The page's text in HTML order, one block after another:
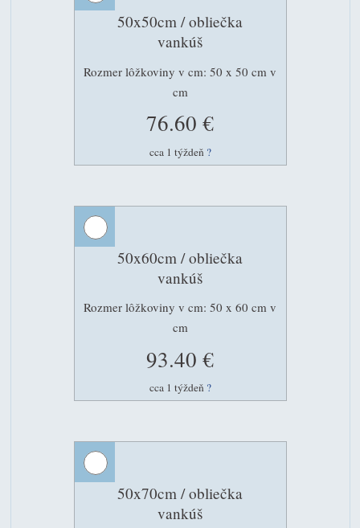
50x50cm / obliečka
vankúš
Rozmer lôžkoviny v cm: 50 x 50 cm v
cm
76.60 €
cca 1 týždeň ?
50x60cm / obliečka
vankúš
Rozmer lôžkoviny v cm: 50 x 60 cm v
cm
93.40 €
cca 1 týždeň ?
50x70cm / obliečka
vankúš